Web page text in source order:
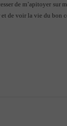
de m’apitoyer
et de voir la vie du